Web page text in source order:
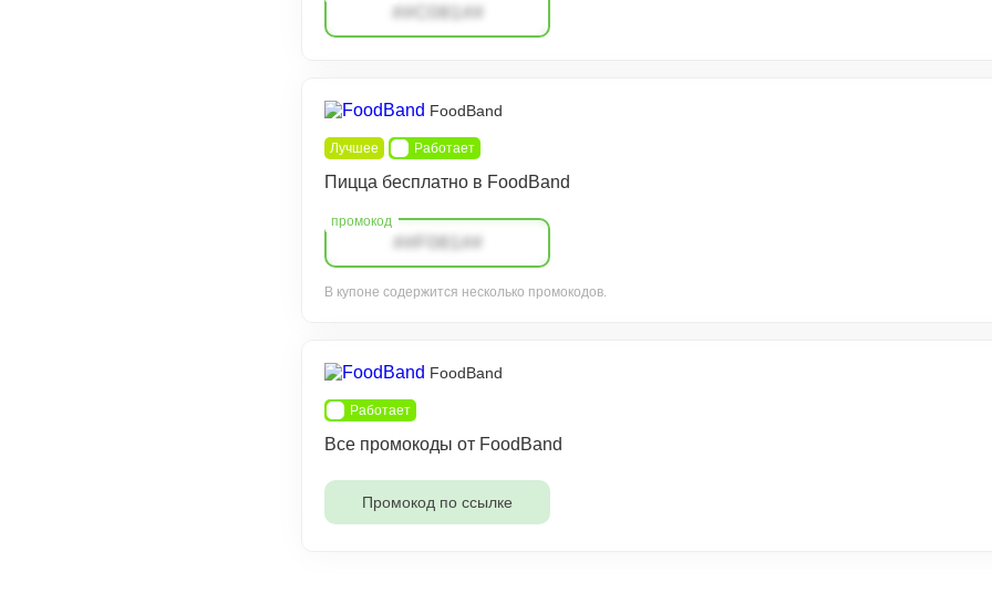
##C081##
FoodBand
Лучшее Работает
Пицца бесплатно в FoodBand
##F081##
В купоне содержится несколько промокодов.
FoodBand
Работает
Все промокоды от FoodBand
Промокод по ссылке